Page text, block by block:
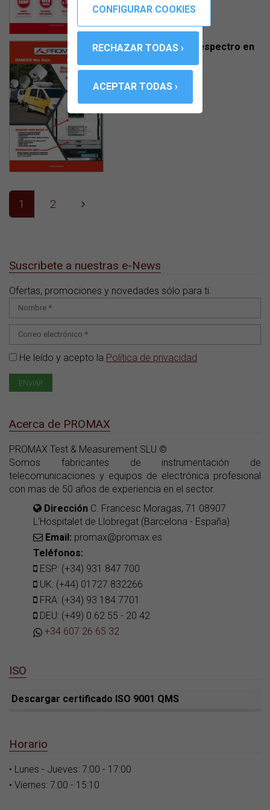
Analizadores de espectro en
Marzo 2019
(872 KB)
1 2
Suscribete a nuestras e-News
Ofertas, promociones y novedades sólo para ti.
He leído y acepto la Política de privacidad
Acerca de PROMAX
PROMAX Test & Measurement SLU ©
Somos fabricantes de instrumentación de
telecomunicaciones y equipos de electrónica profesional
con mas de 50 años de experiencia en el sector.
Dirección C. Francesc Moragas, 71 08907
L'Hospitalet de Llobregat (Barcelona - España)
Email: promax@promax.es
Teléfonos:
ESP: (+34) 931 847 700
UK: (+44) 01727 832266
FRA: (+34) 93 184 7701
DEU: (+49) 0 62 55 - 20 42
+34 607 26 65 32
ISO
Descargar certificado ISO 9001 QMS
Horario
• Lunes - Jueves: 7:00 - 17:00
• Viernes: 7:00 - 15:10